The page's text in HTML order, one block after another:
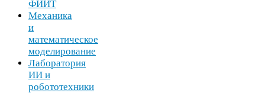
ФИИТ
Механика
и
математическое
моделирование
Лаборатория
ИИ и
робототехники